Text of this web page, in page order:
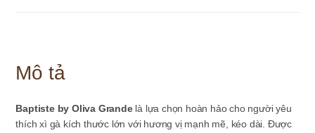
Mô tả
Baptiste by Oliva Grandelà lựa chọn hoàn hảo cho người yêu
thích xì gà kích thước lớn với hương vị mạnh mẽ, kéo dài. Được